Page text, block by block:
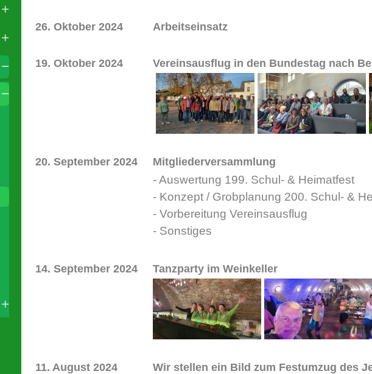
26. Oktober 2024 Arbeitseinsatz
19. Oktober 2024 Vereinsausflug in den Bundestag nach
20. September 2024 Mitgliederversammlung
- Auswertung 199. Schul- & Heimatfest
- Konzept / Grobplanung 200. Schul- &
- Vorbereitung Vereinsausflug
- Sonstiges
14. September 2024 Tanzparty im Weinkeller
11. August 2024 Wir stellen ein Bild zum Festumzug des